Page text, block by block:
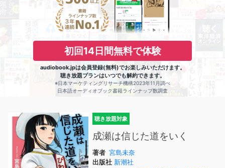
初回14日間無料で体験
audiobook.jpは会員登録(無料)でお楽しみいただけます。
聴き放題プランはいつでも解約できます。
※日本マーケティングリサーチ機構2023年11月調べ
日本語オーディオブック書籍ラインナップ数調査
聴き放題対象
成瀬は信じた道をいく
著者 宮島未奈
出版社 新潮社